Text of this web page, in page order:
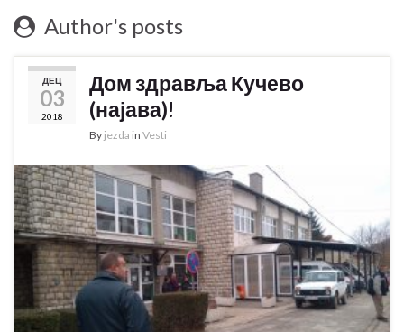
Author's posts
ДЕЦ
03
2018
Дом здравља Кучево
(најава)!
By jezda in Vesti